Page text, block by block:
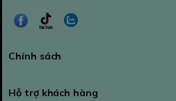
Chính sách
Hỗ trợ khách hàng